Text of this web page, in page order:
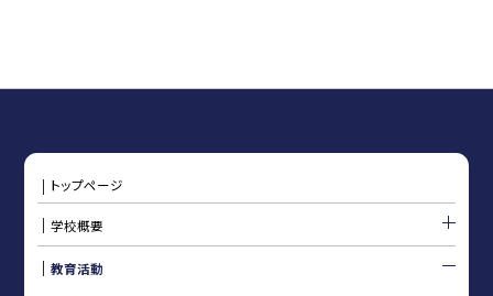
トップページ
学校概要
教育活動